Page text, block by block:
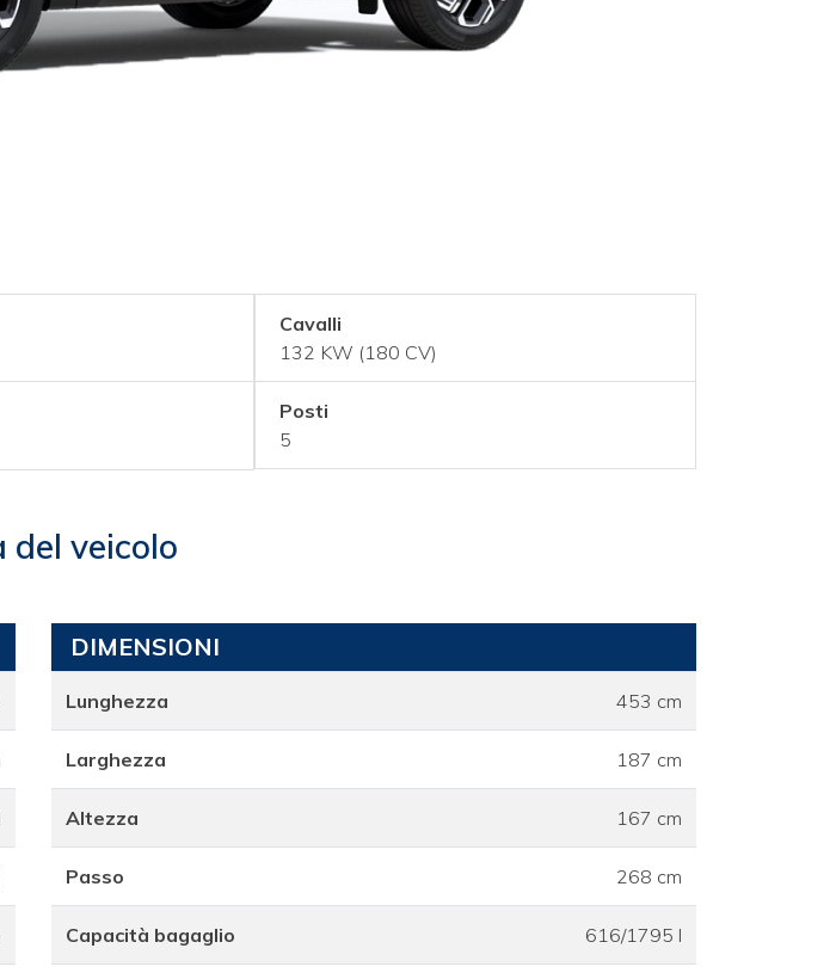
Cavalli
132 KW (180 CV)
Posti
5
del veicolo
DIMENSIONI
Lunghezza 453 cm
Larghezza 187 cm
Altezza 167 cm
Passo 268 cm
Capacità bagaglio 616/1795 l